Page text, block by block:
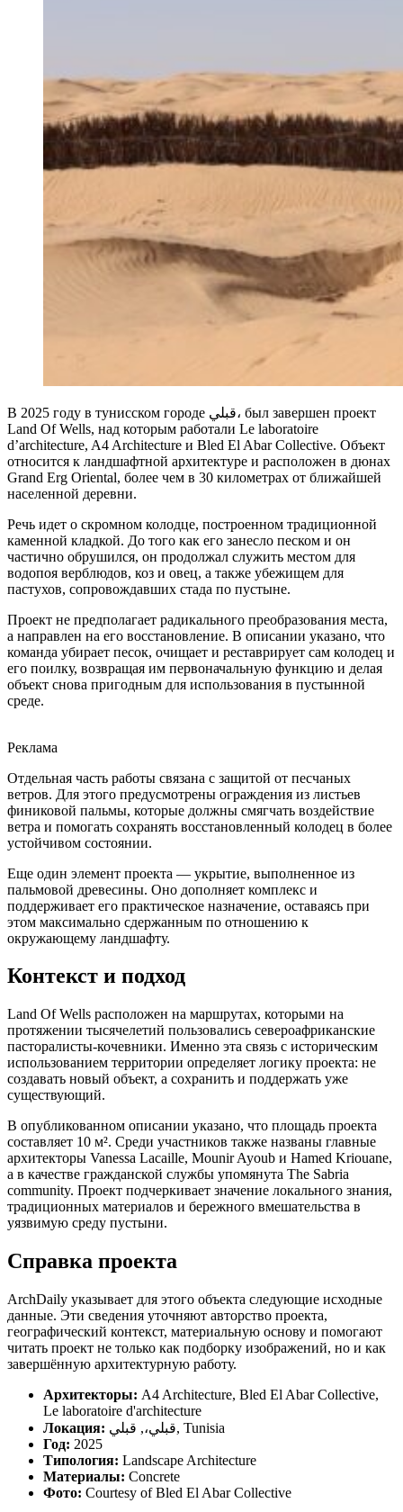
В 2025 году в тунисском городе قبلي، был завершен проект
Land Of Wells, над которым работали Le laboratoire
d’architecture, A4 Architecture и Bled El Abar Collective. Объект
относится к ландшафтной архитектуре и расположен в дюнах
Grand Erg Oriental, более чем в 30 километрах от ближайшей
населенной деревни.
Речь идет о скромном колодце, построенном традиционной
каменной кладкой. До того как его занесло песком и он
частично обрушился, он продолжал служить местом для
водопоя верблюдов, коз и овец, а также убежищем для
пастухов, сопровождавших стада по пустыне.
Проект не предполагает радикального преобразования места,
а направлен на его восстановление. В описании указано, что
команда убирает песок, очищает и реставрирует сам колодец и
его поилку, возвращая им первоначальную функцию и делая
объект снова пригодным для использования в пустынной
среде.
Реклама
Отдельная часть работы связана с защитой от песчаных
ветров. Для этого предусмотрены ограждения из листьев
финиковой пальмы, которые должны смягчать воздействие
ветра и помогать сохранять восстановленный колодец в более
устойчивом состоянии.
Еще один элемент проекта — укрытие, выполненное из
пальмовой древесины. Оно дополняет комплекс и
поддерживает его практическое назначение, оставаясь при
этом максимально сдержанным по отношению к
окружающему ландшафту.
Контекст и подход
Land Of Wells расположен на маршрутах, которыми на
протяжении тысячелетий пользовались североафриканские
пасторалисты-кочевники. Именно эта связь с историческим
использованием территории определяет логику проекта: не
создавать новый объект, а сохранить и поддержать уже
существующий.
В опубликованном описании указано, что площадь проекта
составляет 10 м². Среди участников также названы главные
архитекторы Vanessa Lacaille, Mounir Ayoub и Hamed Kriouane,
а в качестве гражданской службы упомянута The Sabria
community. Проект подчеркивает значение локального знания,
традиционных материалов и бережного вмешательства в
уязвимую среду пустыни.
Справка проекта
ArchDaily указывает для этого объекта следующие исходные
данные. Эти сведения уточняют авторство проекта,
географический контекст, материальную основу и помогают
читать проект не только как подборку изображений, но и как
завершённую архитектурную работу.
Архитекторы: A4 Architecture, Bled El Abar Collective,
Le laboratoire d'architecture
Локация:
قبلي،, قبلي, Tunisia
Год: 2025
Типология: Landscape Architecture
Материалы: Concrete
Фото: Courtesy of Bled El Abar Collective